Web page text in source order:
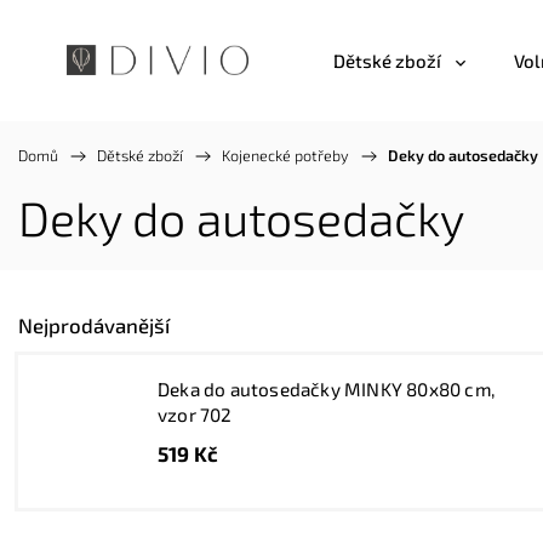
Dětské zboží
Domů / Dětské zboží / Kojenecké potřeby / Deky do autosedačky
Deky do autosedačky
Nejprodávanější
Deka do autosedačky MINKY 80x80 cm,
vzor 702
519 Kč